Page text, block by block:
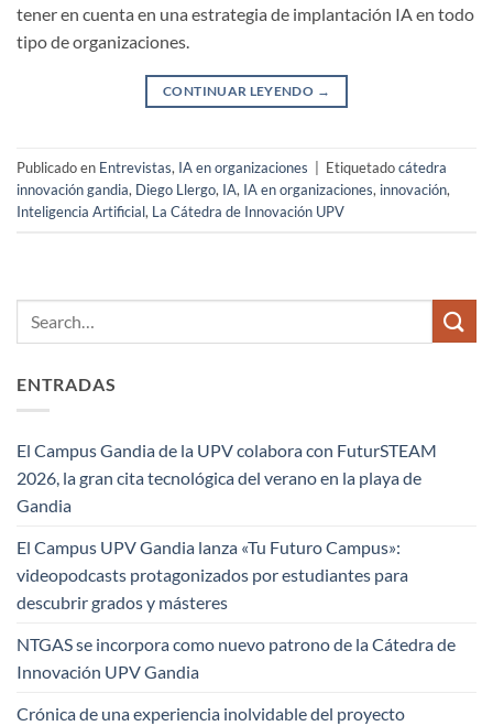
tener en cuenta en una estrategia de implantación IA en todo
tipo de organizaciones.
CONTINUAR LEYENDO →
Publicado en Entrevistas, IA en organizaciones Etiquetadocátedra
innovación gandia, Diego Llergo, IA, IA en organizaciones, innovación,
Inteligencia Artificial, La Cátedra de Innovación UPV
ENTRADAS
El Campus Gandia de la UPV colabora con FuturSTEAM
2026, la gran cita tecnológica del verano en la playa de
Gandia
El Campus UPV Gandia lanza «Tu Futuro Campus»:
videopodcasts protagonizados por estudiantes para
descubrir grados y másteres
NTGAS se incorpora como nuevo patrono de la Cátedra de
Innovación UPV Gandia
Crónica de una experiencia inolvidable del proyecto